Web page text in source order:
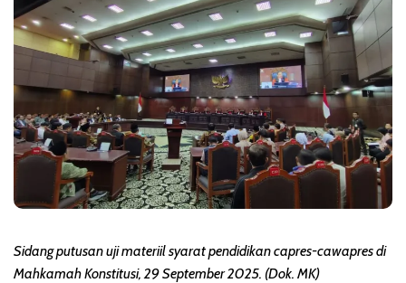
Sidang putusan uji materiil syarat pendidikan capres-cawapres di
Mahkamah Konstitusi, 29 September 2025. (Dok. MK)